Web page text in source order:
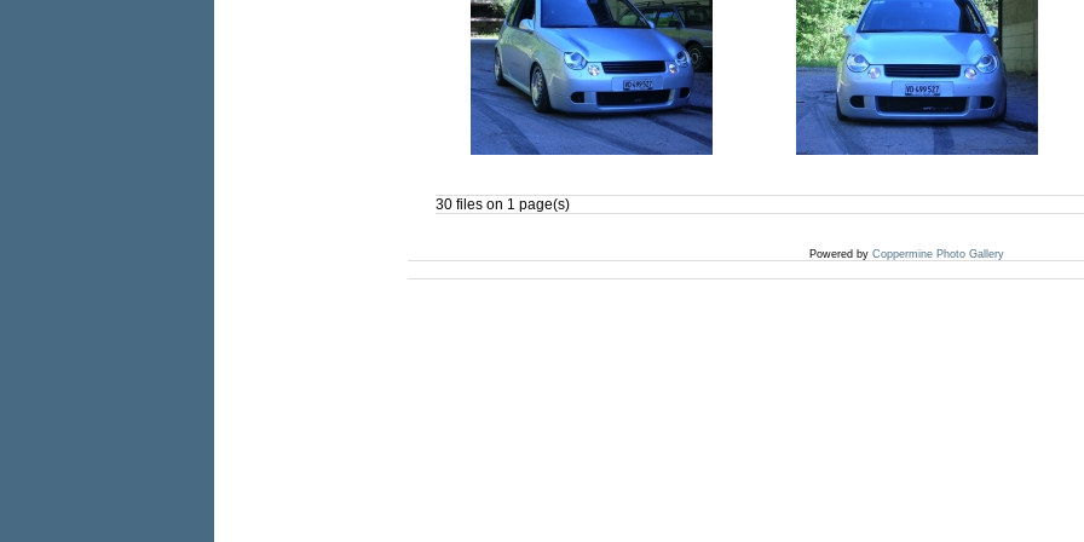
30 files on 1 page(s)
Powered by Coppermine Photo Gallery